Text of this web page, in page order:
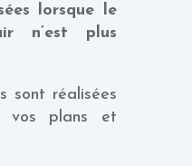
lorsque le
n’est plus
sont réalisées
vos plans et